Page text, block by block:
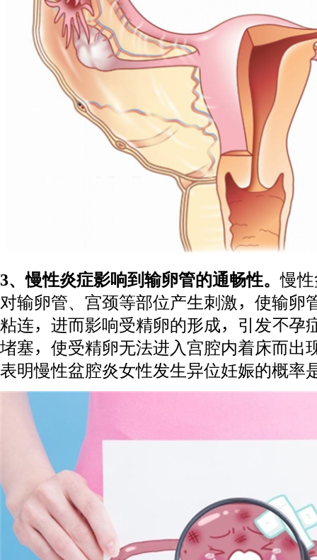
3、慢性炎症影响到输卵管的通畅性。慢
对输卵管、宫颈等部位产生刺激，使输卵
粘连，进而影响受精卵的形成，引发不孕
堵塞，使受精卵无法进入宫腔内着床而出
表明慢性盆腔炎女性发生异位妊娠的概率